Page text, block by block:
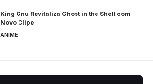
King Gnu Revitaliza Ghost in the Shell com
Novo Clipe
ANIME